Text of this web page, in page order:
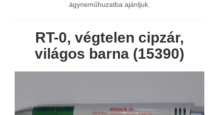
ágyneműhuzatba ajánljuk.
RT-0, végtelen cipzár,
világos barna (15390)